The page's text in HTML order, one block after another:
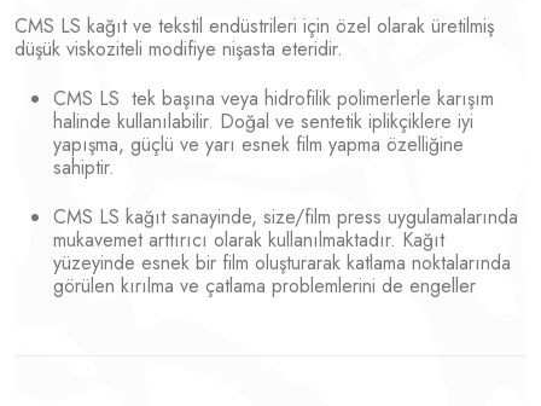
CMS LS kağıt ve tekstil endüstrileri için özel olarak üretilmiş
düşük viskoziteli modifiye nişasta eteridir.
CMS LS tek başına veya hidrofilik polimerlerle karışım
halinde kullanılabilir. Doğal ve sentetik iplikçiklere iyi
yapışma, güçlü ve yarı esnek film yapma özelliğine
sahiptir.
CMS LS kağıt sanayinde, size/film press uygulamalarında
mukavemet arttırıcı olarak kullanılmaktadır. Kağıt
yüzeyinde esnek bir film oluşturarak katlama noktalarında
görülen kırılma ve çatlama problemlerini de engeller